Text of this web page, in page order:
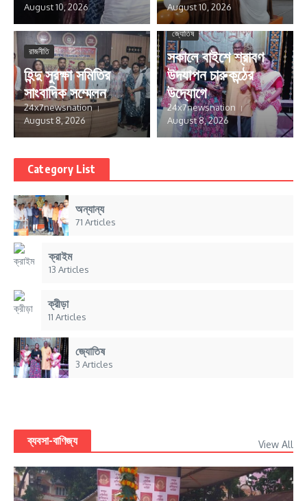
August 10, 2026
August 10, 2026
রাজনীতি
হিন্দু সুরক্ষা সমিতির
সাংবাদিক সম্মেলন
24x7newsnation
August 8, 2026
জ্যোতিষ
সকালে বাইশে শ্রাবণ
উদযাপন চারুকন্ঠের
উদ্যোগে
24x7newsnation
August 8, 2026
Category List
অন্যান্য
71 Articles
ক্রাইম
13 Articles
ক্রীড়া
11 Articles
জ্যোতিষ
3 Articles
ব্যবসা-বাণিজ্য View All